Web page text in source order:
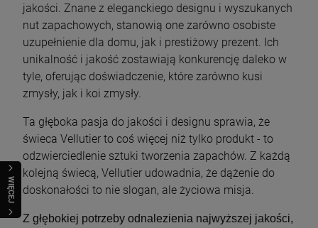
WIĘCEJ
jakości. Znane z eleganckiego designu i wyszukanych
nut zapachowych, stanowią one zarówno osobiste
uzupełnienie dla domu, jak i prestiżowy prezent. Ich
unikalność i jakość zostawiają konkurencję daleko w
tyle, oferując doświadczenie, które zarówno kusi
zmysły, jak i koi zmysły.
Ta głęboka pasja do jakości i designu sprawia, że
świeca Vellutier to coś więcej niż tylko produkt - to
odzwierciedlenie sztuki tworzenia zapachów. Z każdą
kolejną świecą, Vellutier udowadnia, że dążenie do
doskonałości to nie slogan, ale życiowa misja.
Z głębokiej potrzeby odnalezienia najwyższej jakości,